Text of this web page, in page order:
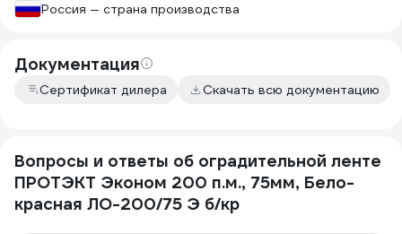
Россия — страна производства
Документация
Сертификат дилера Скачать всю документацию
Вопросы и ответы об оградительной ленте
ПРОТЭКТ Эконом 200 п.м., 75мм, Бело-
красная ЛО-200/75 Э б/кр